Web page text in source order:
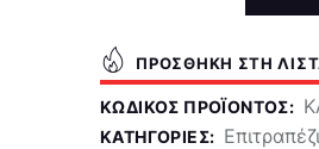
ΠΡΟΣΘΉΚΗ ΣΤΗ
ΚΩΔΙΚΌΣ ΠΡΟΪΌΝΤΟΣ:
ΚΑΤΗΓΟΡΊΕΣ: